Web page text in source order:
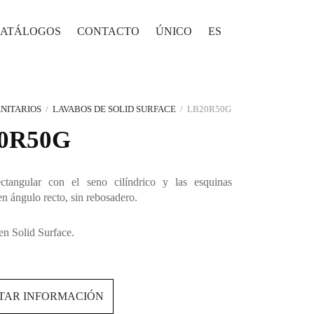
CONTACTO ÚNICO ES
/ LAVABOS DE SOLID SURFACE / LB20R50G
con el seno cilíndrico y las esquinas
ángulo recto, sin rebosadero.
Solid Surface.
INFORMACIÓN